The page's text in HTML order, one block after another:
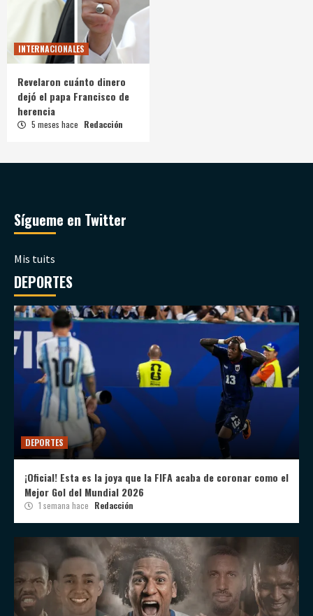
INTERNACIONALES
Revelaron cuánto dinero
dejó el papa Francisco de
herencia
5 meses hace Redacción
Sígueme en Twitter
Mis tuits
DEPORTES
DEPORTES
¡Oficial! Esta es la joya que la FIFA acaba de coronar como el
Mejor Gol del Mundial 2026
1 semana hace Redacción